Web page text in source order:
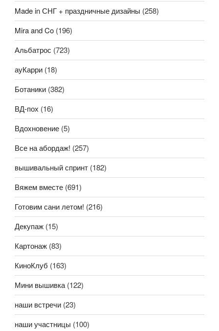
Made in СНГ + праздничные дизайны (258)
Mira and Co (196)
Альбатрос (723)
ауКарри (18)
Ботаники (382)
ВД-пох (16)
Вдохновение (5)
Все на абордаж! (257)
вышивальный спринт (182)
Вяжем вместе (691)
Готовим сани летом! (216)
Декупаж (15)
Картонаж (83)
КиноКлуб (163)
Мини вышивка(122)
наши встречи (23)
наши участницы (100)